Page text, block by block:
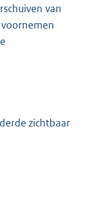
van
zichtbaar